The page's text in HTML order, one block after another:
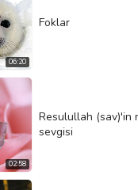
06:20
Foklar
02:58
Resulullah (sav)'in
sevgisi